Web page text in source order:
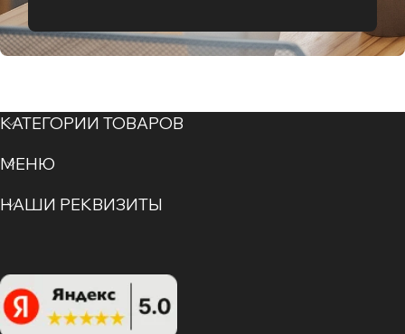
КАТЕГОРИИ ТОВАРОВ
МЕНЮ
НАШИ РЕКВИЗИТЫ